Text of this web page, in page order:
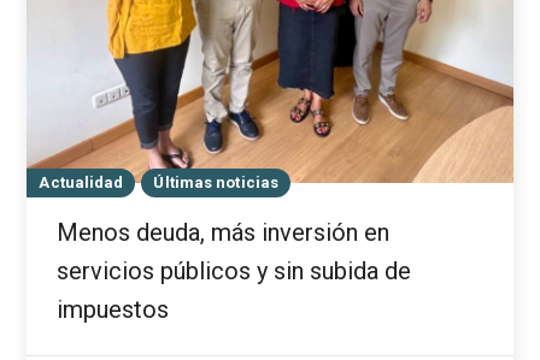
Actualidad Últimas noticias
Menos deuda, más inversión en
servicios públicos y sin subida de
impuestos